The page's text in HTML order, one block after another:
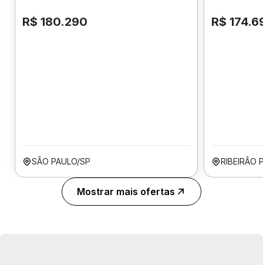
R$ 180.290
SÃO PAULO/SP
R$
RIBEIRÃO
Mostrar mais ofertas